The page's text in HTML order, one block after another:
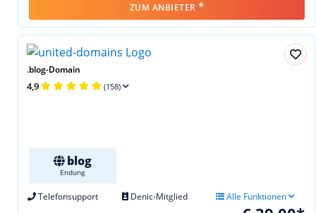
ZUM ANBIETER *
.blog-Domain
4,9 (158)
blog
Endung
Telefonsupport Denic-Mitglied Alle Funktionen